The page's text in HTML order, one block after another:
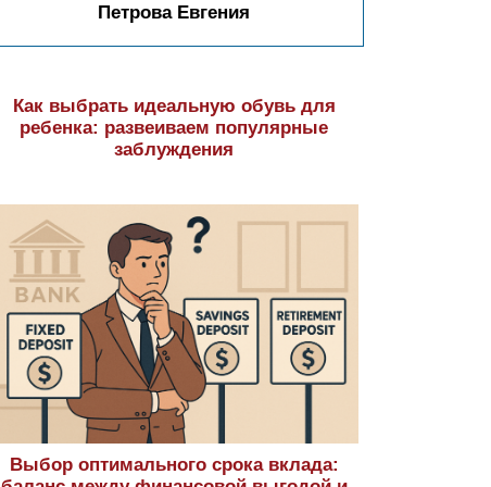
Петрова Евгения
Как выбрать идеальную обувь для
ребенка: развеиваем популярные
заблуждения
Выбор оптимального срока вклада: